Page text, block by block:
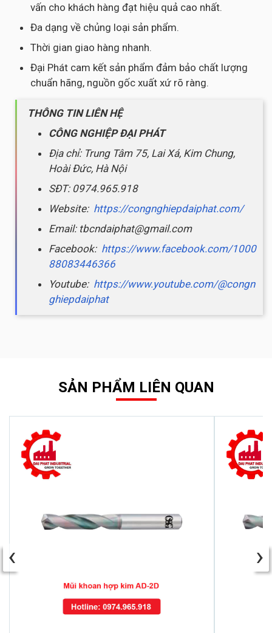
vấn cho khách hàng đạt hiệu quả cao nhất.
Đa dạng về chủng loại sản phẩm.
Thời gian giao hàng nhanh.
Đại Phát cam kết sản phẩm đảm bảo chất lượng
chuẩn hãng, nguồn gốc xuất xứ rõ ràng.
THÔNG TIN LIÊN HỆ
CÔNG NGHIỆP ĐẠI PHÁT
Địa chỉ: Trung Tâm 75, Lai Xá, Kim Chung,
Hoài Đức, Hà Nội
SĐT: 0974.965.918
Website: https://congnghiepdaiphat.com/
Email: tbcndaiphat@gmail.com
Facebook: https://www.facebook.com/1000
88083446366
Youtube: https://www.youtube.com/@congn
ghiepdaiphat
SẢN PHẨM LIÊN QUAN
‹ ›